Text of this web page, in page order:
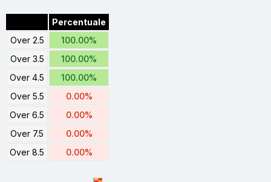
Percentuale
Over 2.5
100.00%
Over 3.5
100.00%
Over 4.5
100.00%
Over 5.5
0.00%
Over 6.5
0.00%
Over 7.5
0.00%
Over 8.5
0.00%